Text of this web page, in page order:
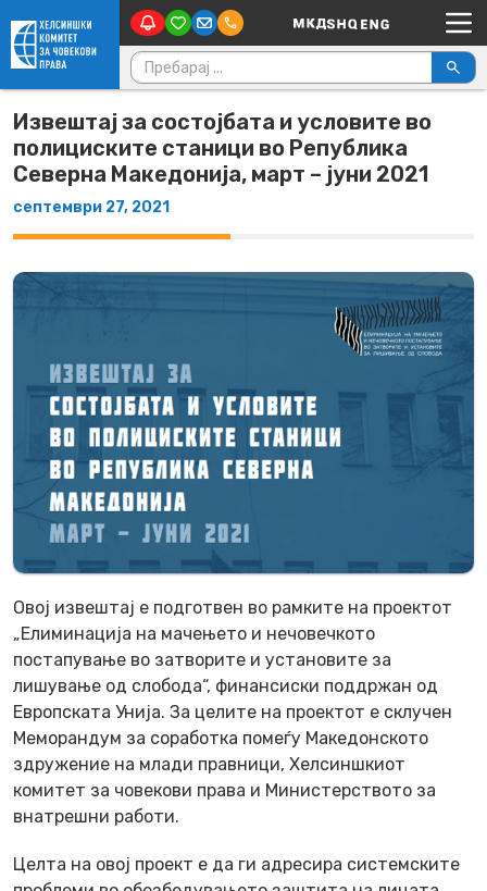
Skip to content Main Navigation
Пребарувај за:
Извештај за состојбата и условите вo
полициските станици вo Република
Северна Македонија, март – јуни 2021
септември 27, 2021
Овој извештај е подготвен во рамките на проектот
„Елиминација на мачењето и нечовечкото
постапување во затворите и установите за
лишување од слобода“, финансиски поддржан од
Европската Унија. За целите на проектот е склучен
Меморандум за соработка помеѓу Македонското
здружение на млади правници, Хелсиншкиот
комитет за човекови права и Министерството за
внатрешни работи.
Целта на овој проект е да ги адресира системските